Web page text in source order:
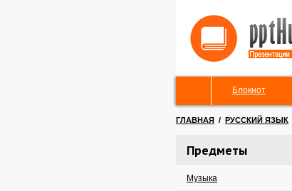
Блокнот
ГЛАВНАЯ / РУССКИЙ ЯЗЫК
Предметы
Музыка